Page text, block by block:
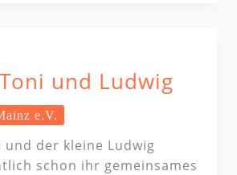
und Ludwig
e.V.
und der kleine Ludwig
schon ihr gemeinsames